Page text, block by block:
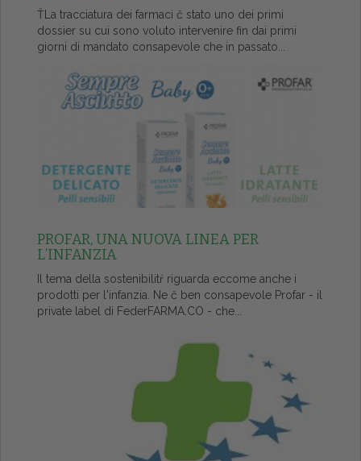
ŤLa tracciatura dei farmaci č stato uno dei primi
dossier su cui sono voluto intervenire fin dai primi
giorni di mandato consapevole che in passato...
PROFAR, UNA NUOVA LINEA PER
L’INFANZIA
Il tema della sostenibilitŕ riguarda eccome anche i
prodotti per l'infanzia. Ne č ben consapevole Profar - il
private label di FederFARMA.CO - che...